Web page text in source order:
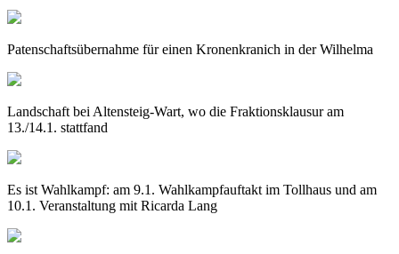
Patenschaftsübernahme für einen Kronenkranich in der Wilhelma
Landschaft bei Altensteig-Wart, wo die Fraktionsklausur am
13./14.1. stattfand
Es ist Wahlkampf: am 9.1. Wahlkampfauftakt im Tollhaus und am
10.1. Veranstaltung mit Ricarda Lang